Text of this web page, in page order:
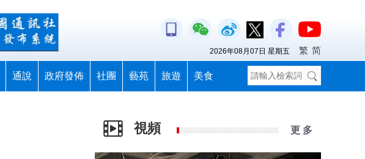
通說 政府發佈 社團 藝苑 旅遊 美食
2026年08月07日 星期五 繁 简
視頻 更 多